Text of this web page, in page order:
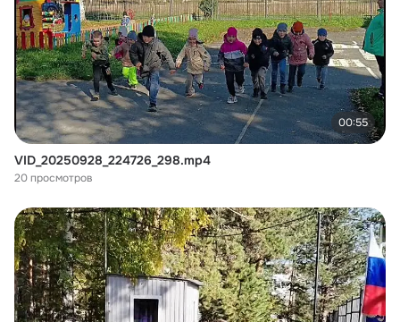
00:55
VID_20250928_224726_298.mp4
20 просмотров